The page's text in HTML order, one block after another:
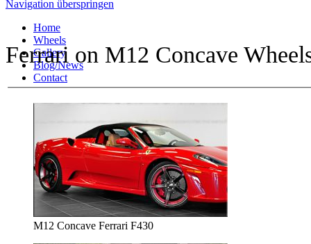
Navigation überspringen
Home
Wheels
Gallery
Blog/News
Contact
Ferrari on M12 Concave
M12 Concave Ferrari F430